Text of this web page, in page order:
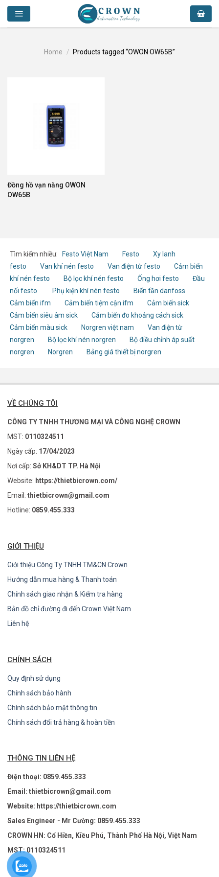
Skip
content
Home / Products tagged “OWON OW65B”
Đồng hồ vạn năng OWON
OW65B
Tìm kiếm nhiều: Festo Việt Nam Festo
Xy lanh
festo
Van khí nén festo Van điện từ festo
Cảm biến
khí nén festo
Bộ lọc khí nén festo Ống hơi festo
Đầu
nối festo
Phụ kiện khí nén festo
Biến tần danfoss
Cảm biến ifm
Cảm biến tiệm cận ifm
Cảm biến sick
Cảm biến siêu âm sick
Cảm biến đo khoảng cách sick
Cảm biến màu sick
Norgren việt nam
Van điện từ
norgren
Bộ lọc khí nén norgren
Bộ điều chỉnh áp suất
norgren
Norgren Bảng giá thiết bị norgren
VỀ CHÚNG TÔI
CÔNG TY TNHH THƯƠNG MẠI VÀ CÔNG NGHỆ CROWN
MST: 0110324511
Ngày cấp: 17/04/2023
Nơi cấp: Sở KH&DT TP. Hà Nội
Website: https://thietbicrown.com/
Email: thietbicrown@gmail.com
Hotline: 0859.455.333
GIỚI THIỆU
Giới thiệu Công Ty TNHH TM&CN Crown
Hướng dẫn mua hàng & Thanh toán
Chính sách giao nhận & Kiểm tra hàng
Bản đồ chỉ đường đi đến Crown Việt Nam
Liên hệ
CHÍNH SÁCH
Quy định sử dụng
Chính sách bảo hành
Chính sách bảo mật thông tin
Chính sách đổi trả hàng & hoàn tiền
THÔNG TIN LIÊN HỆ
Điện thoại: 0859.455.333
Email: thietbicrown@gmail.com
Website: https://thietbicrown.com
Sales Engineer - Mr Cường: 0859.455.333
CROWN HN: Cổ Hiền, Kiều Phú, Thành Phố Hà Nội, Việt Nam
MST: 0110324511